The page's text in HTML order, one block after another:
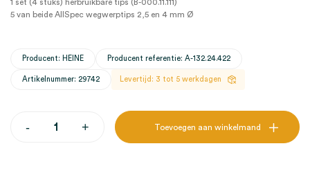
1 set (4 stuks) herbruikbare tips (B-000.11.111)
5 van beide AllSpec wegwerptips 2,5 en 4 mm Ø
Producent: HEINE Producent referentie: A-132.24.422
Artikelnummer: 29742 Levertijd: 3 tot 5 werkdagen
- + Toevoegen aan winkelmand